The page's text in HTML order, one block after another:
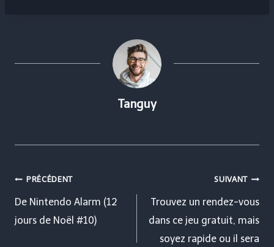
Tanguy
Navigation
de
l’article
PRÉCÉDENT
De Nintendo Alarm (12
jours de Noël #10)
SUIVANT
Trouvez un rendez-vous
dans ce jeu gratuit, mais
soyez rapide ou il sera